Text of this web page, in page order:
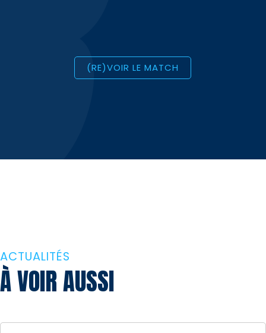
(RE)VOIR LE MATCH
ACTUALITÉS
À VOIR AUSSI